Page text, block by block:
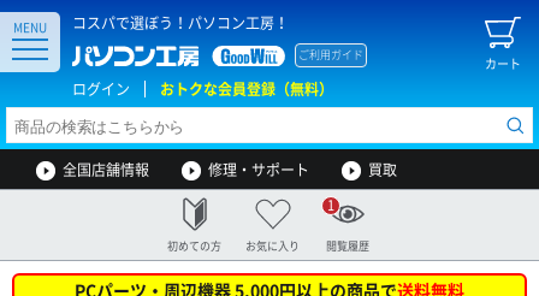
コスパで選ぼう！パソコン工房！
カート
ご利用ガイド
ログイン おトクな会員登録（無料）
MENU
全国店舗情報 修理・サポート 買取
初めての方 お気に入り 閲覧履歴
1
PCパーツ・周辺機器 5,000円以上の商品で送料無料